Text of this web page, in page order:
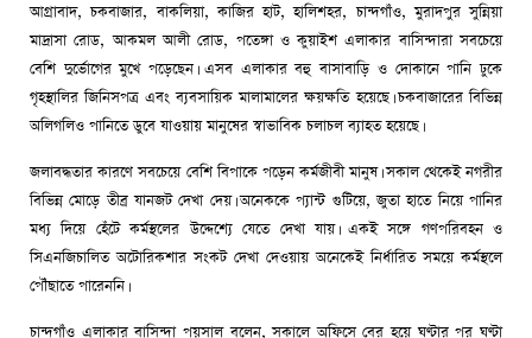
আগ্রাবাদ, চকবাজার, বাকলিয়া, কাজির হাট, হালিশহর, চান্দগাঁও, মুরাদপুর সুন্নিয়া
মাদ্রাসা রোড, আকমল আলী রোড, পতেঙ্গা ও কুয়াইশ এলাকার বাসিন্দারা সবচেয়ে
বেশি দুর্ভোগের মুখে পড়েছেন। এসব এলাকার বহু বাসাবাড়ি ও দোকানে পানি ঢুকে
গৃহস্থালির জিনিসপত্র এবং ব্যবসায়িক মালামালের ক্ষয়ক্ষতি হয়েছে। চকবাজারের বিভিন্ন
অলিগলিও পানিতে ডুবে যাওয়ায় মানুষের স্বাভাবিক চলাচল ব্যাহত হয়েছে।
জলাবদ্ধতার কারণে সবচেয়ে বেশি বিপাকে পড়েন কর্মজীবী মানুষ। সকাল থেকেই নগরীর
বিভিন্ন মোড়ে তীব্র যানজট দেখা দেয়। অনেককে প্যান্ট গুটিয়ে, জুতা হাতে নিয়ে পানির
মধ্য দিয়ে হেঁটে কর্মস্থলের উদ্দেশ্যে যেতে দেখা যায়। একই সঙ্গে গণপরিবহন ও
সিএনজিচালিত অটোরিকশার সংকট দেখা দেওয়ায় অনেকেই নির্ধারিত সময়ে কর্মস্থলে
পৌঁছাতে পারেননি।
চান্দগাঁও এলাকার বাসিন্দা পয়সাল বলেন, সকালে অফিসে বের হয়ে ঘণ্টার পর ঘণ্টা